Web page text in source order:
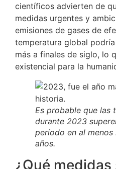
científicos advierten de
medidas urgentes y
emisiones de gases de
temperatura global
más a finales de siglo, lo
existencial para la
Es probable que las
durante 2023
período en al
años.
¿Qué medidas